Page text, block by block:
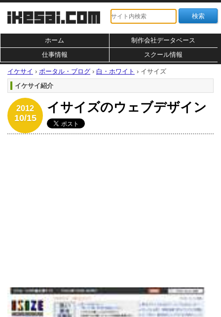
ホーム
制作会社データベース
仕事情報
スクール情報
イケサイ › ポータル・ブログ › 白・ホワイト › イサイズ
イケサイ紹介
2012
10/15
イサイズのウェブデザイン